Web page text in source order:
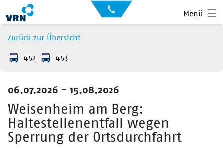
Menü
Auskunft
für
Kontakt
Leichte Sprache
Suche
Hauptnavigation
Fahrplan
Zurück zur Übersicht
452 453
06.07.2026 - 15.08.2026
Weisenheim am Berg:
Haltestellenentfall wegen
Sperrung der Ortsdurchfahrt